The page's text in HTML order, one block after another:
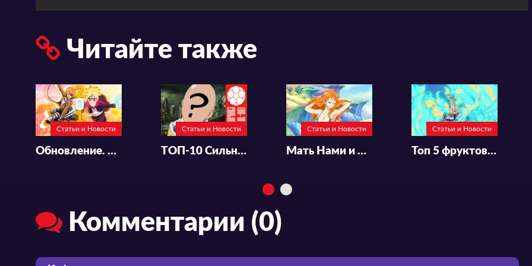
Читайте также
Статьи и Новости
Обновление. Attack on Titan 2 и Boruto
Статьи и Новости
ТОП-10 Сильнейших аниме персонажей
Статьи и Новости
Мать Нами и какой фрукт она съест?
Статьи и Новости
Топ 5 фруктов типа "Зоан"
Комментарии (0)